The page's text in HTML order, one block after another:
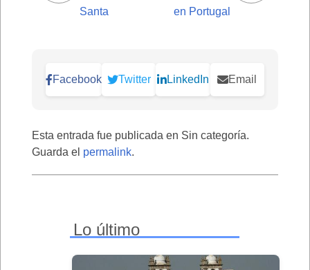
Santa
en Portugal
Facebook Twitter LinkedIn Email
Esta entrada fue publicada en Sin categoría.
Guarda el permalink.
Lo último